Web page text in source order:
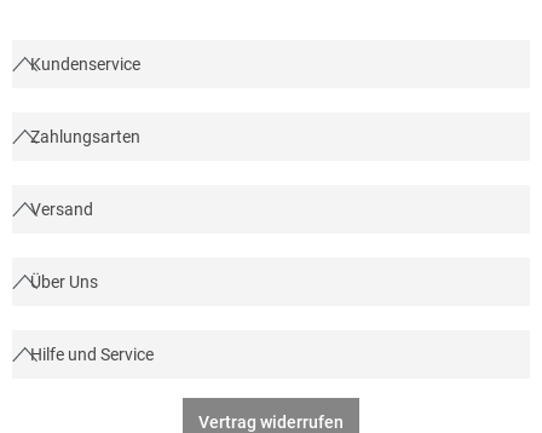
Kundenservice
Zahlungsarten
Versand
Über Uns
Hilfe und Service
Vertrag widerrufen